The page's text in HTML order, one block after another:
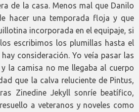
de la casa. Menos mal que Danilo
hacer una temporada floja y que
incorporada en el equipaje, si
escribimos los plumillas hasta el
consideración. Yo veía pasar las
la camisa no me llegaba al cuerpo
que la calva reluciente de Pintus,
Zinedine Jekyll sonríe beatífico,
a veteranos y noveles como